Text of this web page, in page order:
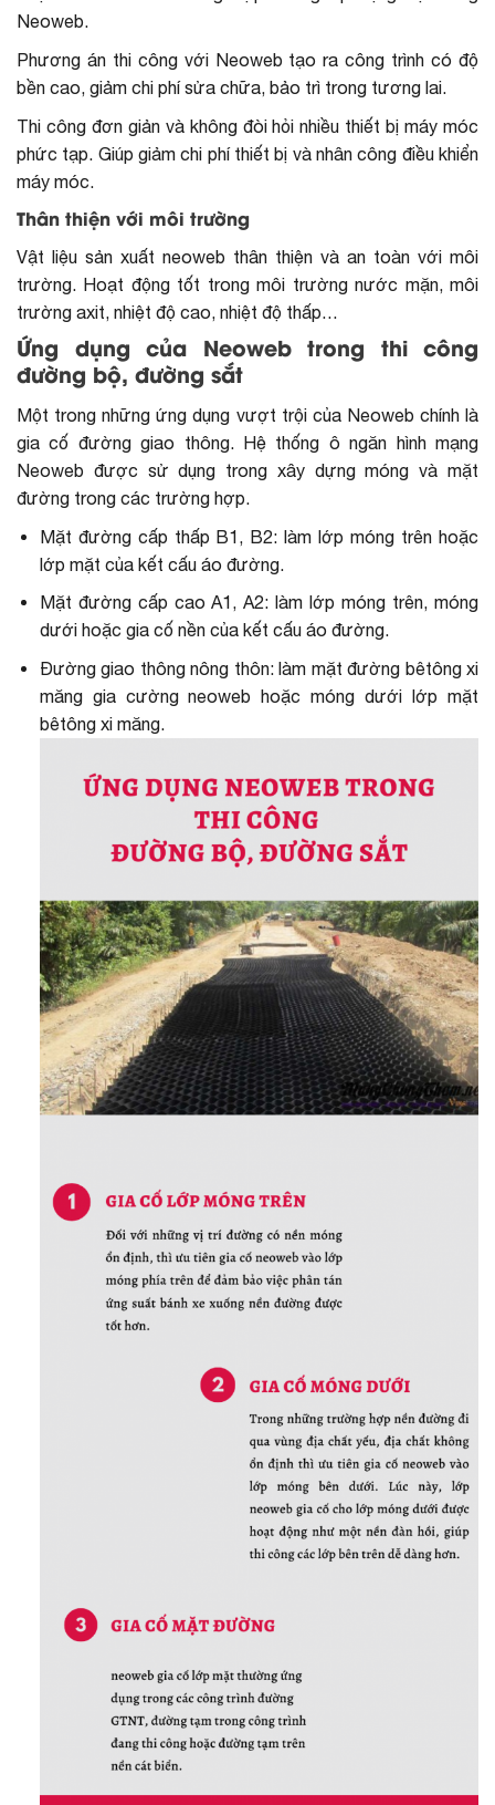
Neoweb.
Phương án thi công với Neoweb tạo ra công trình có độ
bền cao, giảm chi phí sửa chữa, bảo trì trong tương lai.
Thi công đơn giản và không đòi hỏi nhiều thiết bị máy móc
phức tạp. Giúp giảm chi phí thiết bị và nhân công điều khiển
máy móc.
Thân thiện với môi trường
Vật liệu sản xuất neoweb thân thiện và an toàn với môi
trường. Hoạt động tốt trong môi trường nước mặn, môi
trường axit, nhiệt độ cao, nhiệt độ thấp…
Ứng dụng của Neoweb trong thi công
đường bộ, đường sắt
Một trong những ứng dụng vượt trội của Neoweb chính là
gia cố đường giao thông. Hệ thống ô ngăn hình mạng
Neoweb được sử dụng trong xây dựng móng và mặt
đường trong các trường hợp.
Mặt đường cấp thấp B1, B2: làm lớp móng trên hoặc
lớp mặt của kết cấu áo đường.
Mặt đường cấp cao A1, A2: làm lớp móng trên, móng
dưới hoặc gia cố nền của kết cấu áo đường.
Đường giao thông nông thôn: làm mặt đường bêtông xi
măng gia cường neoweb hoặc móng dưới lớp mặt
bêtông xi măng.